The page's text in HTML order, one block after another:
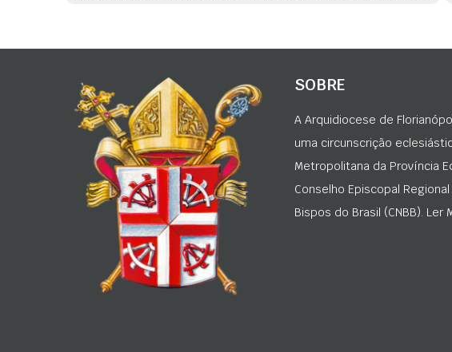
SOBRE
A Arquidiocese de
uma circunscrição
Metropolitana da Província
Conselho Episcopal
Bispos do Brasil (CNBB). Ler